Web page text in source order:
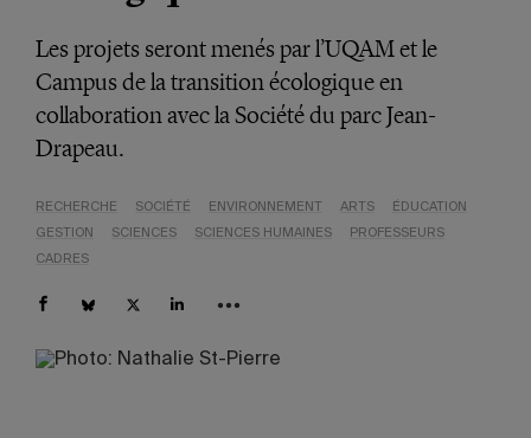
Les projets seront menés par l’UQAM et le
Campus de la transition écologique en
collaboration avec la Société du parc Jean-
Drapeau.
RECHERCHE SOCIÉTÉ ENVIRONNEMENT ARTS
ÉDUCATION
GESTION
SCIENCES SCIENCES HUMAINES
PROFESSEURS
CADRES